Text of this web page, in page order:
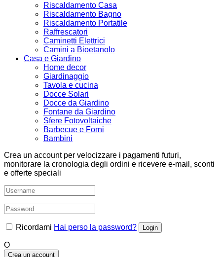
Riscaldamento Casa
Riscaldamento Bagno
Riscaldamento Portatile
Raffrescatori
Caminetti Elettrici
Camini a Bioetanolo
Casa e Giardino
Home decor
Giardinaggio
Tavola e cucina
Docce Solari
Docce da Giardino
Fontane da Giardino
Sfere Fotovoltaiche
Barbecue e Forni
Bambini
Crea un account per velocizzare i pagamenti futuri,
monitorare la cronologia degli ordini e ricevere e-mail, sconti
e offerte speciali
Ricordami Hai perso la password?
O
Crea un account